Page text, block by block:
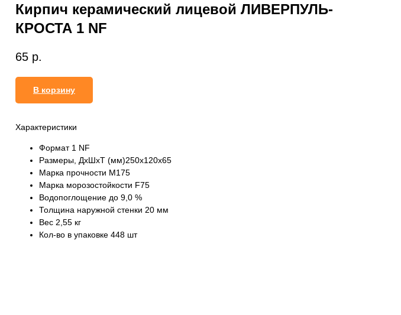
Кирпич керамический лицевой ЛИВЕРПУЛЬ-
КРОСТА 1 NF
65 р.
В корзину
Характеристики
Формат 1 NF
Размеры, ДхШхТ (мм)250х120х65
Марка прочности М175
Марка морозостойкости F75
Водопоглощение до 9,0 %
Толщина наружной стенки 20 мм
Вес 2,55 кг
Кол-во в упаковке 448 шт